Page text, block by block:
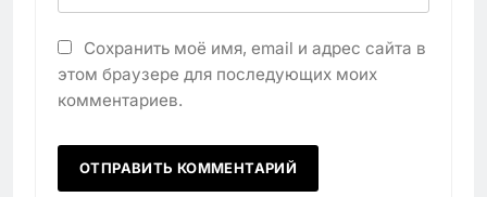
Сохранить моё имя, email и адрес сайта в
этом браузере для последующих моих
комментариев.